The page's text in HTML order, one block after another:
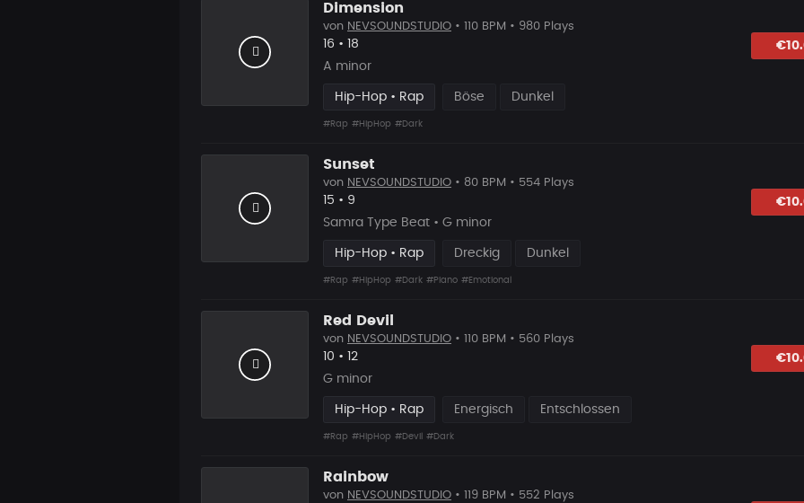
Dimension
von NEVSOUNDSTUDIO • 110 BPM • 980 Plays
Likes
16 • Vorgeschlagen
18
A minor
Hip-Hop • Rap Böse Dunkel
#Rap #HipHop #Dark
Sunset
von NEVSOUNDSTUDIO • 80 BPM • 554 Plays
Likes
15 • Vorgeschlagen
9
Samra Type Beat • G minor
Hip-Hop • Rap Dreckig Dunkel
#Rap #HipHop #Dark #Piano #Emotional
Red Devil
von NEVSOUNDSTUDIO • 110 BPM • 560 Plays
Likes
10 • Vorgeschlagen
12
G minor
Hip-Hop • Rap Energisch Entschlossen
#Rap #HipHop #Devil #Dark
Rainbow
von NEVSOUNDSTUDIO • 119 BPM • 552 Plays